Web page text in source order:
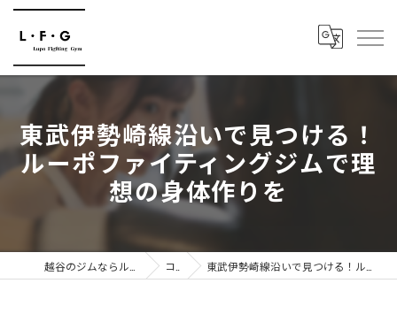
東武伊勢崎線沿いで見つける！
ルーポファイティングジムで理
想の身体作りを
コラム 東武伊勢崎線沿いで見つける！ルーポファイティングジムで理想の身体作りを